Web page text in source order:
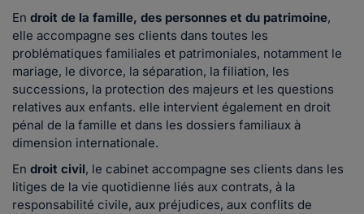
En droit de la famille, des personnes et du patrimoine,
elle accompagne ses clients dans toutes les
problématiques familiales et patrimoniales, notamment le
mariage, le divorce, la séparation, la filiation, les
successions, la protection des majeurs et les questions
relatives aux enfants. elle intervient également en droit
pénal de la famille et dans les dossiers familiaux à
dimension internationale.
En droit civil, le cabinet accompagne ses clients dans les
litiges de la vie quotidienne liés aux contrats, à la
responsabilité civile, aux préjudices, aux conflits de